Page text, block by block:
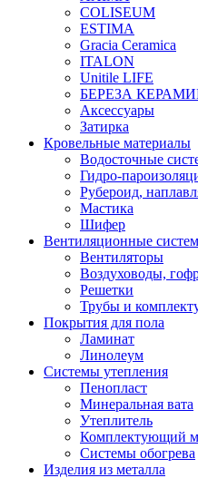
COLISEUM
ESTIMA
Gracia Ceramica
ITALON
Unitile LIFE
БЕРЕЗА
Аксессуары
Затирка
Кровельные материалы
Водосточные
Гидро-
Рубероид,
Мастика
Шифер
Вентиляционные
Вентиляторы
Воздуховоды,
Решетки
Трубы и
Покрытия для пола
Ламинат
Линолеум
Системы утепления
Пенопласт
Минеральная вата
Утеплитель
Комплектующий
Системы обогрева
Изделия из металла